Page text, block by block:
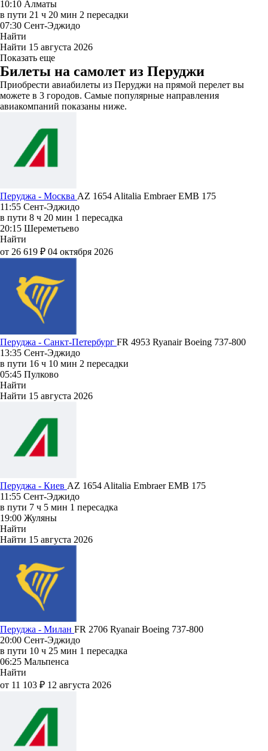
10:10 Алматы
в пути 21 ч 20 мин 2 пересадки
07:30 Сент-Эджидо
Найти
Найти 15 августа 2026
Показать еще
Билеты на самолет из Перуджи
Приобрести авиабилеты из Перуджи на прямой перелет вы
можете в 3 городов. Самые популярные направления
авиакомпаний показаны ниже.
Перуджа - Москва AZ 1654 Alitalia Embraer EMB 175
11:55 Сент-Эджидо
в пути 8 ч 20 мин 1 пересадка
20:15 Шереметьево
Найти
от 26 619 ₽ 04 октября 2026
Перуджа - Санкт-Петербург FR 4953 RyanairBoeing 737-800
13:35 Сент-Эджидо
в пути 16 ч 10 мин 2 пересадки
05:45 Пулково
Найти
Найти 15 августа 2026
Перуджа - Киев AZ 1654 Alitalia Embraer EMB 175
11:55 Сент-Эджидо
в пути 7 ч 5 мин 1 пересадка
19:00 Жуляны
Найти
Найти 15 августа 2026
Перуджа - Милан FR 2706 RyanairBoeing 737-800
20:00 Сент-Эджидо
в пути 10 ч 25 мин 1 пересадка
06:25 Мальпенса
Найти
от 11 103 ₽ 12 августа 2026